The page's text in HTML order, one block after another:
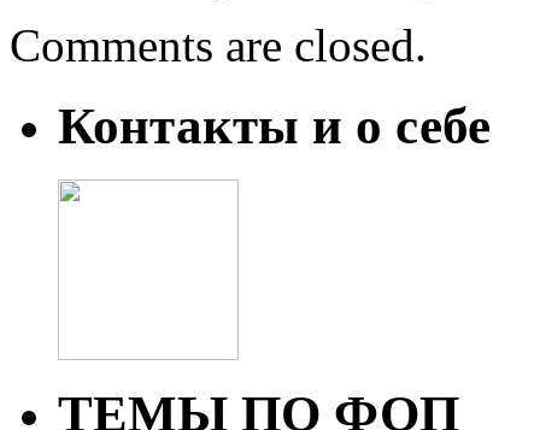
Comments are closed.
Контакты и о себе
ТЕМЫ ПО ФОП